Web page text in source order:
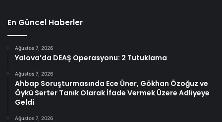
En Güncel Haberler
Ağustos 7, 2026
Yalova’da DEAŞ Operasyonu: 2 Tutuklama
Ağustos 7, 2026
Ahbap Soruşturmasında Ece Üner, Gökhan Özoğuz ve
Öykü Serter Tanık Olarak İfade Vermek Üzere Adliyeye
Geldi
Ağustos 7, 2026